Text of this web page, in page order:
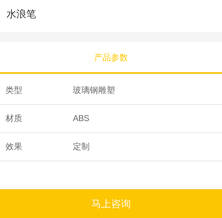
水浪笔
产品参数
类型 玻璃钢雕塑
材质 ABS
效果 定制
马上咨询